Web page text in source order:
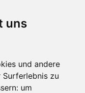
uns
und andere
Surferlebnis zu
um